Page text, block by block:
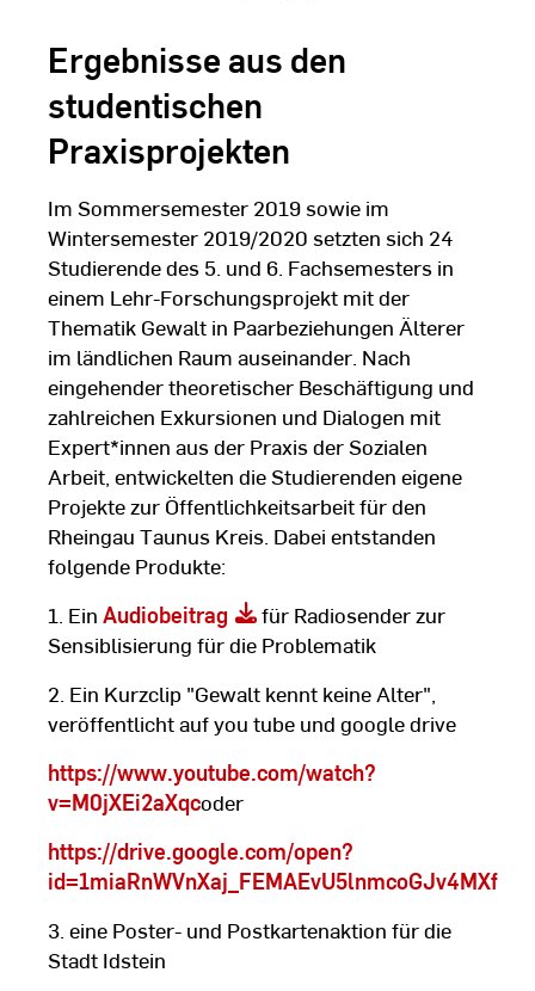
Ergebnisse aus den
studentischen
Praxisprojekten
Im Sommersemester 2019 sowie im
Wintersemester 2019/2020 setzten sich 24
Studierende des 5. und 6. Fachsemesters in
einem Lehr-Forschungsprojekt mit der
Thematik Gewalt in Paarbeziehungen Älterer
im ländlichen Raum auseinander. Nach
eingehender theoretischer Beschäftigung und
zahlreichen Exkursionen und Dialogen mit
Expert*innen aus der Praxis der Sozialen
Arbeit, entwickelten die Studierenden eigene
Projekte zur Öffentlichkeitsarbeit für den
Rheingau Taunus Kreis. Dabei entstanden
folgende Produkte:
1. Ein Audiobeitrag
für Radiosender zur
Sensiblisierung für die Problematik
2. Ein Kurzclip "Gewalt kennt keine Alter",
veröffentlicht auf you tube und google drive
https://www.youtube.com/watch?
v=M0jXEi2aXqcoder
https://drive.google.com/open?
id=1miaRnWVnXaj_FEMAEvU5lnmcoGJv4MXf
3. eine Poster- und Postkartenaktion für die
Stadt Idstein